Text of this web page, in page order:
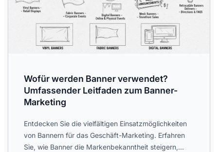
Wofür werden Banner verwendet?
Umfassender Leitfaden zum Banner-
Marketing
Entdecken Sie die vielfältigen Einsatzmöglichkeiten
von Bannern für das Geschäft-Marketing. Erfahren
Sie, wie Banner die Markenbekanntheit steigern,